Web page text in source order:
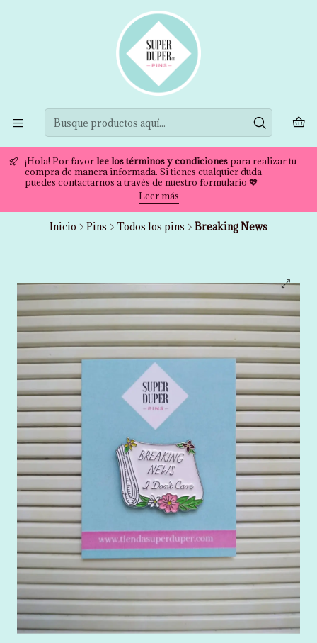
¡Hola! Por favorlee los términos y condicionespara realizar tu
compra de manera informada. Si tienes cualquier duda
puedes contactarnos a través de nuestro formulario 💖
Leer más
Inicio Pins Todos los pins Breaking News